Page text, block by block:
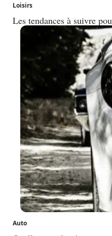
Loisirs
Les tendances à suivre
Auto